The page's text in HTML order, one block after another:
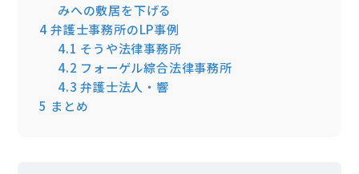
みへの敷居を下げる
4弁護士事務所のLP事例
4.1 そうや法律事務所
4.2 フォーゲル綜合法律事務所
4.3 弁護士法人・響
5 まとめ